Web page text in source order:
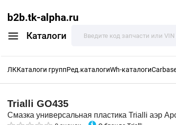
b2b.tk-alpha.ru
Каталоги
ЛККаталоги группРед.каталогиWh-каталоги
Trialli GO435
Смазка универсальная пластика Trialli аэр